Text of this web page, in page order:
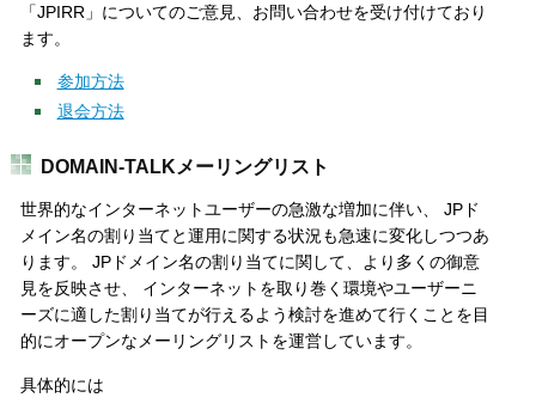
「JPIRR」についてのご意見、お問い合わせを受け付けており
ます。
参加方法
退会方法
DOMAIN-TALKメーリングリスト
世界的なインターネットユーザーの急激な増加に伴い、 JPド
メイン名の割り当てと運用に関する状況も急速に変化しつつあ
ります。 JPドメイン名の割り当てに関して、より多くの御意
見を反映させ、 インターネットを取り巻く環境やユーザーニ
ーズに適した割り当てが行えるよう検討を進めて行くことを目
的にオープンなメーリングリストを運営しています。
具体的には